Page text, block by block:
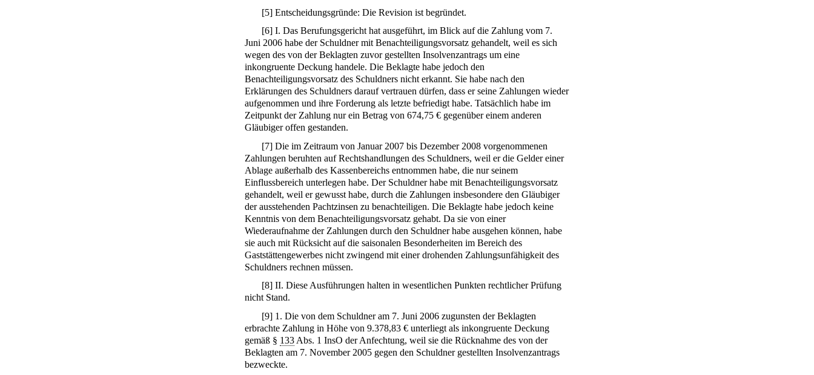
[5] Entscheidungsgründe: Die Revision ist begründet.
[6] I. Das Berufungsgericht hat ausgeführt, im Blick auf die Zahlung vom 7.
Juni 2006 habe der Schuldner mit Benachteiligungsvorsatz gehandelt, weil es sich
wegen des von der Beklagten zuvor gestellten Insolvenzantrags um eine
inkongruente Deckung handele. Die Beklagte habe jedoch den
Benachteiligungsvorsatz des Schuldners nicht erkannt. Sie habe nach den
Erklärungen des Schuldners darauf vertrauen dürfen, dass er seine Zahlungen wieder
aufgenommen und ihre Forderung als letzte befriedigt habe. Tatsächlich habe im
Zeitpunkt der Zahlung nur ein Betrag von 674,75 € gegenüber einem anderen
Gläubiger offen gestanden.
[7] Die im Zeitraum von Januar 2007 bis Dezember 2008 vorgenommenen
Zahlungen beruhten auf Rechtshandlungen des Schuldners, weil er die Gelder einer
Ablage außerhalb des Kassenbereichs entnommen habe, die nur seinem
Einflussbereich unterlegen habe. Der Schuldner habe mit Benachteiligungsvorsatz
gehandelt, weil er gewusst habe, durch die Zahlungen insbesondere den Gläubiger
der ausstehenden Pachtzinsen zu benachteiligen. Die Beklagte habe jedoch keine
Kenntnis von dem Benachteiligungsvorsatz gehabt. Da sie von einer
Wiederaufnahme der Zahlungen durch den Schuldner habe ausgehen können, habe
sie auch mit Rücksicht auf die saisonalen Besonderheiten im Bereich des
Gaststättengewerbes nicht zwingend mit einer drohenden Zahlungsunfähigkeit des
Schuldners rechnen müssen.
[8] II. Diese Ausführungen halten in wesentlichen Punkten rechtlicher Prüfung
nicht Stand.
[9] 1. Die von dem Schuldner am 7. Juni 2006 zugunsten der Beklagten
erbrachte Zahlung in Höhe von 9.378,83 € unterliegt als inkongruente Deckung
gemäß § 133 Abs. 1 InsO der Anfechtung, weil sie die Rücknahme des von der
Beklagten am 7. November 2005 gegen den Schuldner gestellten Insolvenzantrags
bezweckte.